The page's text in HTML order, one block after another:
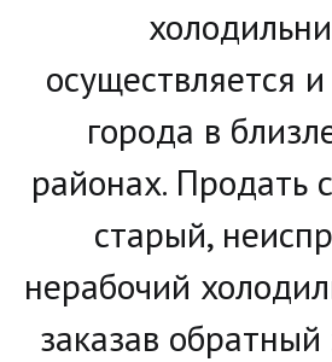
осуществляется
города в
районах. Продать
старый,
нерабочий
заказав